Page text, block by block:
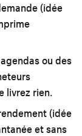
(idée
ou des
livrez rien.
(idée
et sans